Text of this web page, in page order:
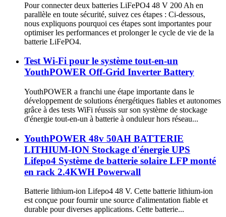
Pour connecter deux batteries LiFePO4 48 V 200 Ah en
parallèle en toute sécurité, suivez ces étapes : Ci-dessous,
nous expliquons pourquoi ces étapes sont importantes pour
optimiser les performances et prolonger le cycle de vie de la
batterie LiFePO4.
Test Wi-Fi pour le système tout-en-un
YouthPOWER Off-Grid Inverter Battery
YouthPOWER a franchi une étape importante dans le
développement de solutions énergétiques fiables et autonomes
grâce à des tests WiFi réussis sur son système de stockage
d'énergie tout-en-un à batterie à onduleur hors réseau...
YouthPOWER 48v 50AH BATTERIE
LITHIUM-ION Stockage d'énergie UPS
Lifepo4 Système de batterie solaire LFP monté
en rack 2.4KWH Powerwall
Batterie lithium-ion Lifepo4 48 V. Cette batterie lithium-ion
est conçue pour fournir une source d'alimentation fiable et
durable pour diverses applications. Cette batterie...